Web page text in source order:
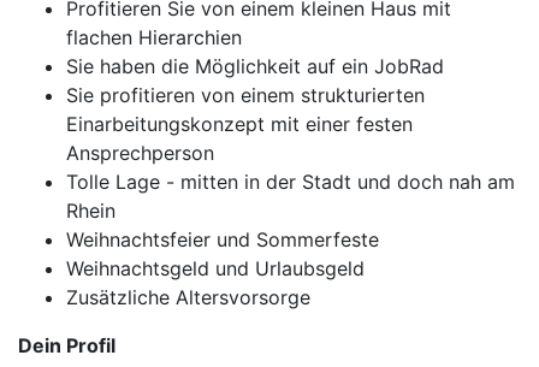
Profitieren Sie von einem kleinen Haus mit
flachen Hierarchien
Sie haben die Möglichkeit auf ein JobRad
Sie profitieren von einem strukturierten
Einarbeitungskonzept mit einer festen
Ansprechperson
Tolle Lage - mitten in der Stadt und doch nah am
Rhein
Weihnachtsfeier und Sommerfeste
Weihnachtsgeld und Urlaubsgeld
Zusätzliche Altersvorsorge
Dein Profil